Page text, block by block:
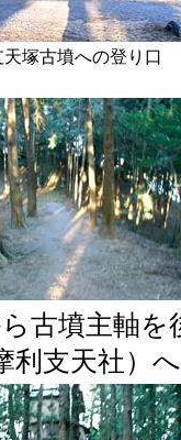
天塚古墳への登り口
古墳主軸を
利支天社）へ